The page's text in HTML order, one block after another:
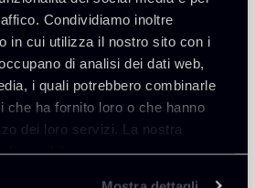
Condividiamo inoltre
in cui utilizza il nostro sito con i
di analisi dei dati web,
i quali potrebbero combinarle
che ha fornito loro o che hanno
dei loro servizi. La nostra
disponibilequi.
i clienti nelle fasi di
e applicazioni, oltre a trattare
come blockchain, NFT,
e metaverso.